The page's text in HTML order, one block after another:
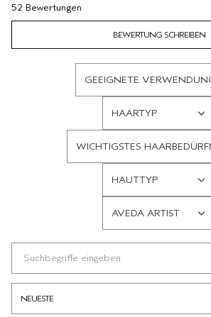
52 Bewertungen
BEWERTUNG SCHREIBEN
GEEIGNETE
EINE
AM
HÄUFIGSTEN
BEWERTETEN
PRODUKTE,
PRODUKTNAME,
MARKE,
HAARTYP
EINE
DER
AM
HÄUFIGSTEN
BEWERTETEN
PRODUKTE,
HÄNDLER-
ID,
MARKE,
WICHTIGSTES
EINE
HÄUFIGSTEN
BEWERTETEN
PRODUKTE,
AUFGESCHLÜSSELT
NACH
HÄNDLER-
HAUTTYP
EINE
DER
AM
HÄUFIGSTEN
BEWERTETEN
PRODUKTE,
AVEDA ARTIST
EINE
AM